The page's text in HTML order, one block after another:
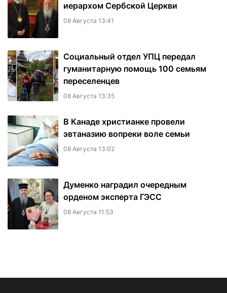
иерархом Сербской Церкви
08 Августа 13:41
Социальный отдел УПЦ передал
гуманитарную помощь 100 семьям
переселенцев
08 Августа 13:35
В Канаде христианке провели
эвтаназию вопреки воле семьи
08 Августа 13:02
Думенко наградил очередным
орденом эксперта ГЭСС
08 Августа 11:53